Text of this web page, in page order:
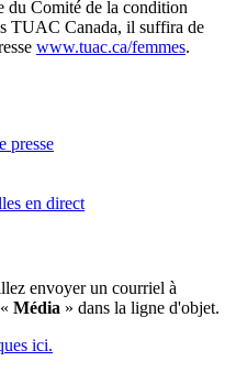
du Comité de la condition
TUAC Canada, il suffira de
www.tuac.ca/femmes.
presse
en direct
envoyer un courriel à
Média » dans la ligne d'objet.
ici.